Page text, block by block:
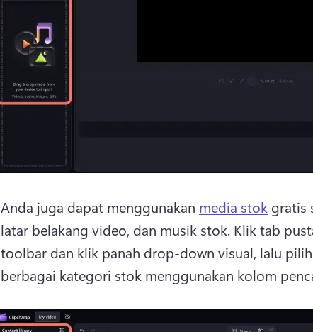
Anda juga dapat menggunakan media stok gratis
latar belakang video, dan musik stok. Klik tab
toolbar dan klik panah drop-down visual, lalu
berbagai kategori stok menggunakan kolom